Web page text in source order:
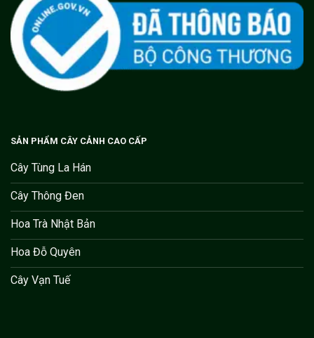
SẢN PHẨM CÂY CẢNH CAO CẤP
Cây Tùng La Hán
Cây Thông Đen
Hoa Trà Nhật Bản
Hoa Đỗ Quyên
Cây Vạn Tuế